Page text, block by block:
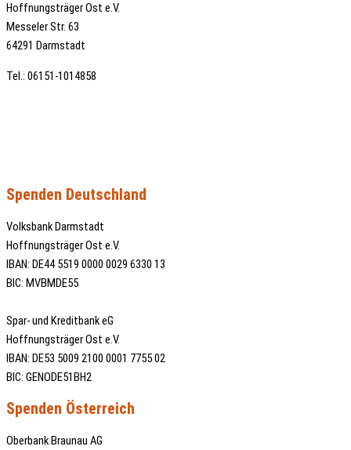
Hoffnungsträger Ost e.V.
Messeler Str. 63
64291 Darmstadt
Tel.: 06151-1014858
Spenden Deutschland
Volksbank Darmstadt
Hoffnungsträger Ost e.V.
IBAN: DE44 5519 0000 0029 6330 13
BIC: MVBMDE55
Spar- und Kreditbank eG
Hoffnungsträger Ost e.V.
IBAN: DE53 5009 2100 0001 7755 02
BIC: GENODE51BH2
Spenden Österreich
Oberbank Braunau AG